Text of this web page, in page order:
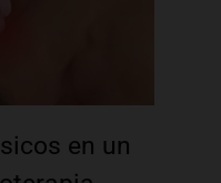
en un